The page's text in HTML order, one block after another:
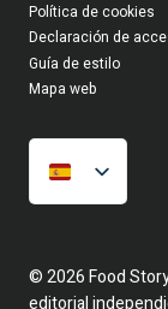
Política de cookies
Declaración de
Guía de estilo
Mapa web
© 2026 Food